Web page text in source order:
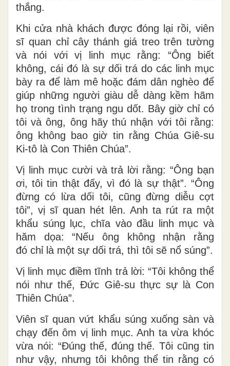
thắng.
Khi cửa nhà khách được đóng lại rồi, viên
sĩ quan chỉ cây thánh giá treo trên tường
và nói với vị linh mục rằng: “Ông biết
không, cái đó là sự dối trá do các linh mục
bày ra để làm mê hoặc đám dân nghèo để
giúp những người giàu dễ dàng kềm hãm
họ trong tình trạng ngu dốt. Bây giờ chỉ có
tôi và ông, ông hãy thú nhận với tôi rằng:
ông không bao giờ tin rằng Chúa Giê-su
Ki-tô là Con Thiên Chúa”.
Vị linh mục cười và trả lời rằng: “Ông bạn
ơi, tôi tin thật đấy, vì đó là sự thật”. “Ông
đừng có lừa dối tôi, cũng đừng diễu cợt
tôi”, vị sĩ quan hét lên. Anh ta rút ra một
khẩu súng lục, chĩa vào đầu linh mục và
hăm dọa: “Nếu ông không nhận rằng
đó chỉ là một sự dối trá, thì tôi sẽ nổ súng”.
Vị linh mục điềm tĩnh trả lời: “Tôi không thể
nói như thế, Đức Giê-su thực sự là Con
Thiên Chúa”.
Viên sĩ quan vứt khẩu súng xuống sàn và
chạy đến ôm vị linh mục. Anh ta vừa khóc
vừa nói: “Đúng thế, đúng thế. Tôi cũng tin
như vậy, nhưng tôi không thể tin rằng có